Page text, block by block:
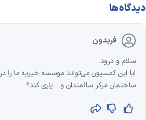
دیدگاه‌ها
فریدون
سلام و درود.
ایا این کمسیون می‌تواند موسسه خیریه ما را
ساختمان مرکز سالمندان و... یاری کند؟